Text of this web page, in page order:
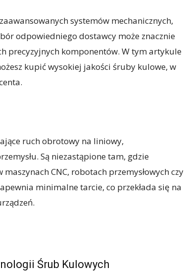
systemów mechanicznych,
odpowiedniego dostawcy może znacznie
precyzyjnych komponentów. W tym artykule
kupić wysokiej jakości śruby kulowe, w
ruch obrotowy na liniowy,
Są niezastąpione tam, gdzie
CNC, robotach przemysłowych czy
minimalne tarcie, co przekłada się na
Śrub Kulowych